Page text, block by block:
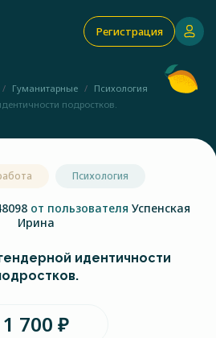
Регистрация
Гуманитарные
Психология
подростков.
Психология
от пользователя Успенская
Ирина
идентичности
1 700 ₽